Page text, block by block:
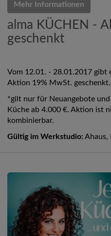
Mehr Informationen
alma KÜCHEN -
geschenkt
Vom 12.01. - 28.01.2017 gibt
Aktion 19% MwSt.
*gilt nur für Neuangebote
Küche ab 4.000 €. Aktion ist
kombinierbar.
Gültig im Werkstudio: Ahaus,